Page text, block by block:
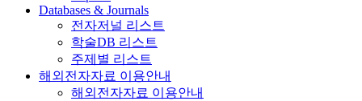
Databases & Journals
전자저널 리스트
학술DB 리스트
주제별 리스트
해외전자자료 이용안내
해외전자자료 이용안내